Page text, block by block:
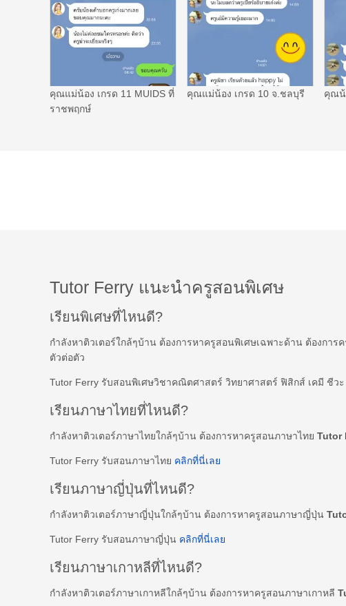
คุณแม่น้อง เกรด 11 MUIDS ที่
ราชพฤกษ์
คุณแม่น้อง เกรด 10 จ.ชลบุรี คุณน้
Tutor Ferry แนะนำครูสอนพิเศษ
เรียนพิเศษที่ไหนดี?
กำลังหาติวเตอร์ใกล้ๆบ้าน ต้องการหาครูสอนพิเศษเฉพาะด้าน ต้องกา
ตัวต่อตัว
Tutor Ferry รับสอนพิเศษวิชาคณิตศาสตร์ วิทยาศาสตร์ ฟิสิกส์ เคมี ชี
เรียนภาษาไทยที่ไหนดี?
กำลังหาติวเตอร์ภาษาไทยใกล้ๆบ้าน ต้องการหาครูสอนภาษาไทย Tutor
Tutor Ferry รับสอนภาษาไทย คลิกที่นี่เลย
เรียนภาษาญี่ปุ่นที่ไหนดี?
กำลังหาติวเตอร์ภาษาญี่ปุ่นใกล้ๆบ้าน ต้องการหาครูสอนภาษาญี่ปุ่น
Tutor Ferry รับสอนภาษาญี่ปุ่น คลิกที่นี่เลย
เรียนภาษาเกาหลีที่ไหนดี?
กำลังหาติวเตอร์ภาษาเกาหลีใกล้ๆบ้าน ต้องการหาครูสอนภาษาเกาหลี